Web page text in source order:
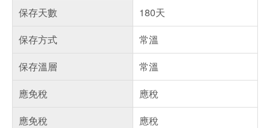
保存天數
180天
保存方式
常溫
保存溫層
常溫
應免稅
應稅
應免稅
應稅